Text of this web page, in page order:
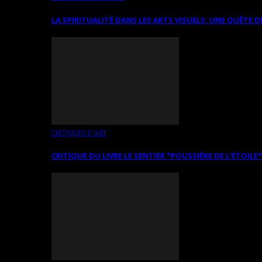
LA SPIRITUALITÉ DANS LES ARTS VISUELS: UNE QUÊTE
CRITIQUES D’ART
CRITIQUE DU LIVRE LE SENTIER *POUSSIÈRE DE L’ÉTOILE*